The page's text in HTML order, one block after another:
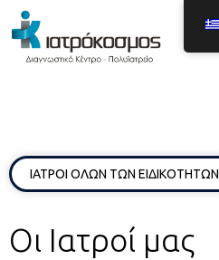
ΙΑΤΡΟΙ ΟΛΩΝ ΤΩΝ ΕΙΔΙΚΟΤΗΤΩΝ
Οι Ιατροί μας